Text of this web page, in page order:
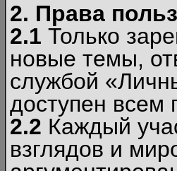
2. Права
2.1 Только
новые темы,
службой
доступен всем
2.2 Каждый
взглядов и